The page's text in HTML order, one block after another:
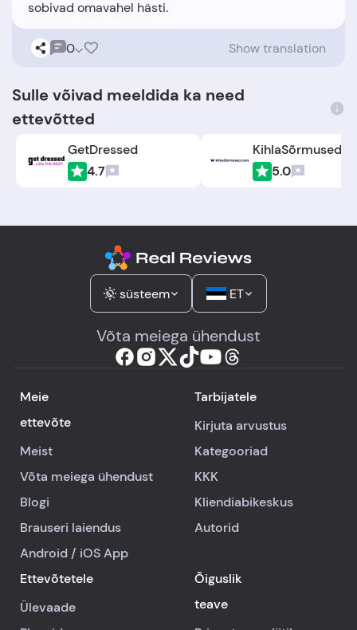
0 Show translation
Sulle võivad meeldida ka need
ettevõtted
GetDressed
4.7
5.0
süsteem ET
Võta meiega ühendust
Meie
ettevõte
Meist
Võta meiega ühendust
Blogi
Brauseri laiendus
Android / iOSApp
Tarbijatele
Kirjuta arvustus
Kategooriad
KKK
Kliendiabikeskus
Autorid
Ettevõtetele
Ülevaade
Õiguslik
teave